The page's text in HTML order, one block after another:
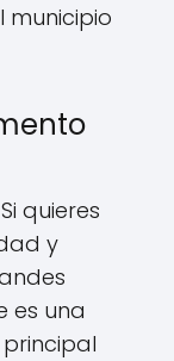
municipio
quieres
y
es una
principal